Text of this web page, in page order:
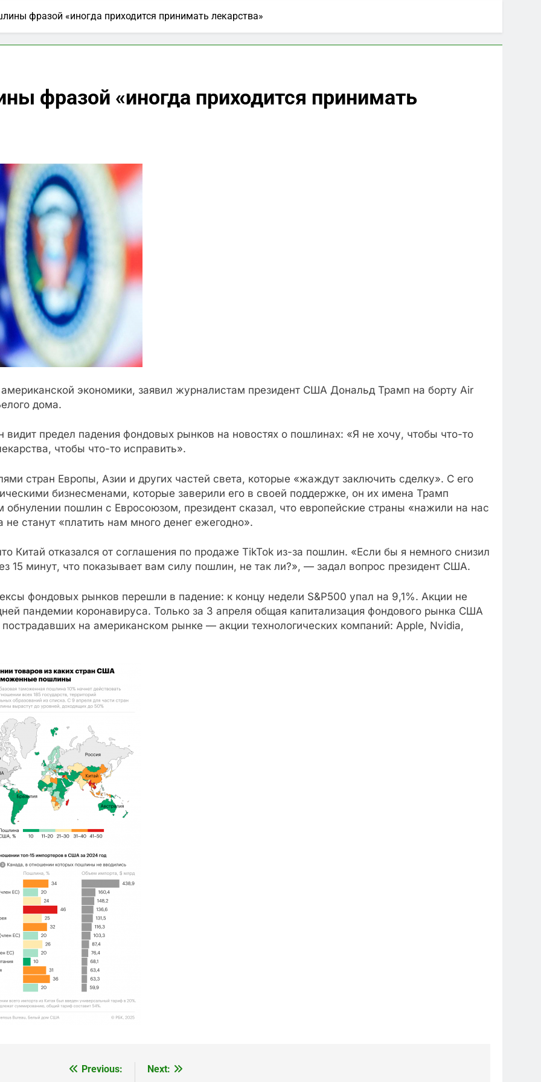
фразой «иногда приходится принимать лекарства»
фразой «иногда приходится принимать
экономики, заявил журналистам президент США Дональд Трамп на борту Air
дома.
предел падения фондовых рынков на новостях о пошлинах: «Я не хочу, чтобы что-то
чтобы что-то исправить».
стран Европы, Азии и других частей света, которые «жаждут заключить сделку». С его
бизнесменами, которые заверили его в своей поддержке, он их имена Трамп
пошлин с Евросоюзом, президент сказал, что европейские страны «нажили на нас
станут «платить нам много денег ежегодно».
Китай отказался от соглашения по продаже TikTok из-за пошлин. «Если бы я немного снизил
15 минут, что показывает вам силу пошлин, не так ли?», — задал вопрос президент США.
фондовых рынков перешли в падение: к концу недели S&P500 упал на 9,1%. Акции не
пандемии коронавируса. Только за 3 апреля общая капитализация фондового рынка США
на американском рынке — акции технологических компаний: Apple, Nvidia,
Previous:
Next: